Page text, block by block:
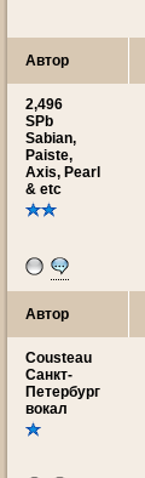
Автор
2,496
SPb
Sabian,
Paiste,
Axis, Pearl
& etc
Автор
Cousteau
Санкт-
Петербург
вокал